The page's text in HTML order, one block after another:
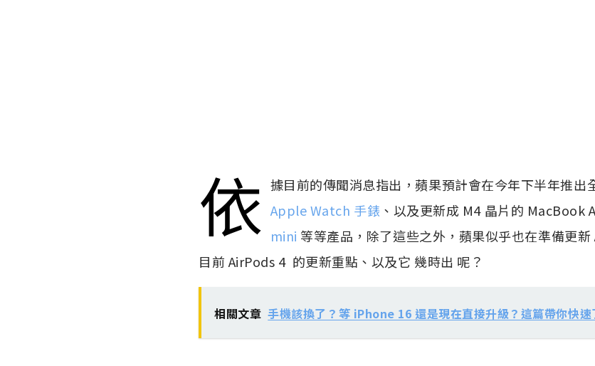
依 據目前的傳聞消息指出，蘋果預計會在今年下半年推出
Apple Watch 手錶 、以及更新成 M4 晶片的 MacBook
mini 等等產品，除了這些之外，蘋果似乎也在準備更
目前 AirPods 4 的更新重點、以及它 幾時出 呢？
相關文章 手機該換了？等 iPhone 16 還是現在直接升級？這篇帶你快速